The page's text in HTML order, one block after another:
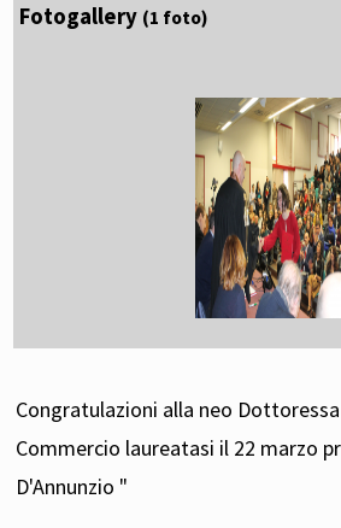
Fotogallery (1 foto)
Congratulazioni alla neo
Commercio laureatasi il 22 marzo
D'Annunzio "